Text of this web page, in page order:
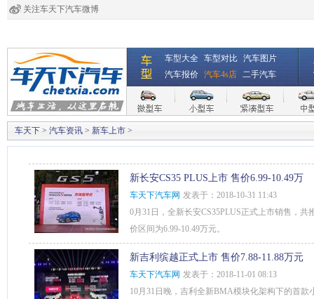
关注车天下汽车微博
车型大全 车型对比 汽车图片
汽车报价 汽车4s店 二手汽车
车天下 > 汽车资讯 > 新车上市 >
新长安CS35 PLUS上市 售价6.99-10.49万
车天下汽车网 发表于：2018-10-31 11:43
0月31日，全新长安CS35PLUS正式上市销售，
价区间为6.99-10.49万元。
新吉利缤越正式上市 售价7.88-11.88万元
车天下汽车网 发表于：2018-11-01 08:13
10月31日晚，吉利全新BMA模块化架构下的首